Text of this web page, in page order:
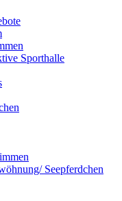
Sporthalle
Seepferdchen